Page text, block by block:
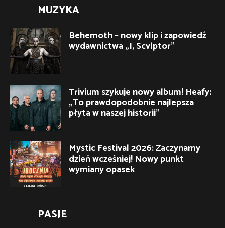
MUZYKA
Behemoth – nowy klip i zapowiedź
wydawnictwa „I, Scvlptor”
Trivium szykuje nowy album! Heafy:
„To prawdopodobnie najlepsza
płyta w naszej historii”
Mystic Festival 2026: Zaczynamy
dzień wcześniej! Nowy punkt
wymiany opasek
PASJE